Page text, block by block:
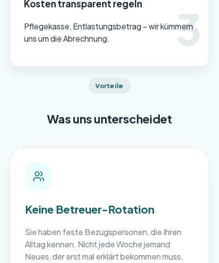
Kosten transparent regeln
Pflegekasse, Entlastungsbetrag – wir kümmern
uns um die Abrechnung.
Vorteile
Was uns unterscheidet
Keine Betreuer-Rotation
Sie haben feste Bezugspersonen, die Ihren
Alltag kennen. Nicht jede Woche jemand
Neues, der erst mal erklärt bekommen muss,